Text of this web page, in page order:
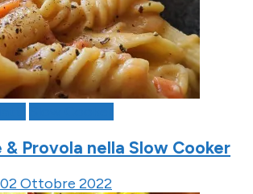
& Provola nella Slow Cooker
2 Ottobre 2022